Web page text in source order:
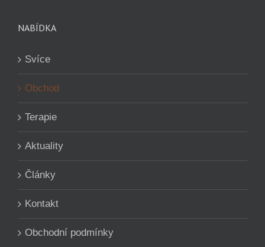
NABÍDKA
Svíce
Obchod
Terapie
Aktuality
Články
Kontakt
Obchodní podmínky